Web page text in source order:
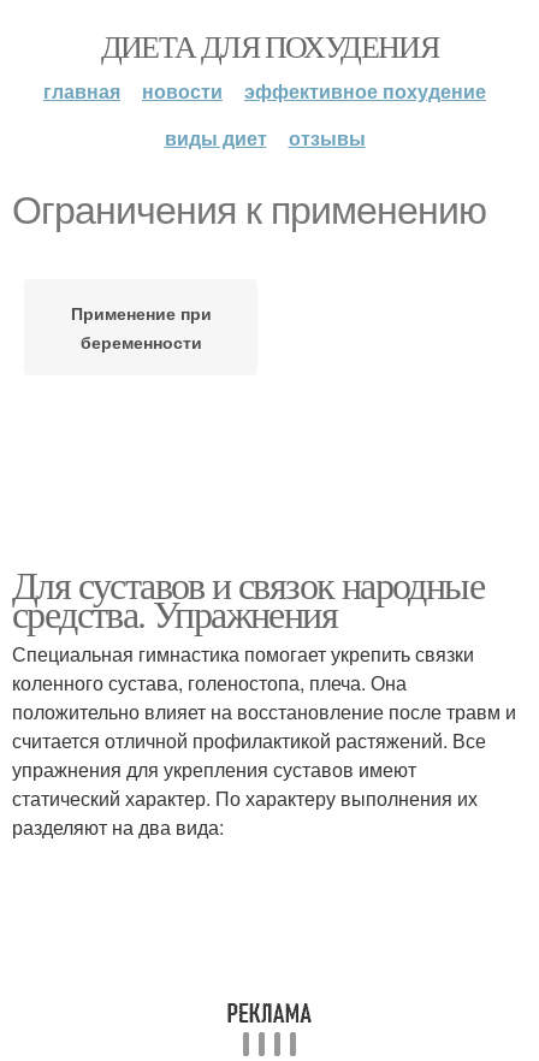
ДИЕТА ДЛЯ ПОХУДЕНИЯ
главная новости
эффективное похудение
виды диет
отзывы
Ограничения к применению
Применение при
беременности
Для суставов и связок народные
средства. Упражнения
Специальная гимнастика помогает укрепить связки
коленного сустава, голеностопа, плеча. Она
положительно влияет на восстановление после травм и
считается отличной профилактикой растяжений. Все
упражнения для укрепления суставов имеют
статический характер. По характеру выполнения их
разделяют на два вида: